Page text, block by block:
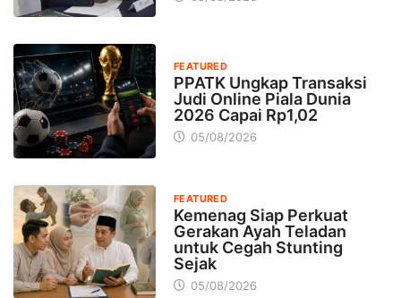
FEATURED
PPATK Ungkap Transaksi
Judi Online Piala Dunia
2026 Capai Rp1,02
05/08/2026
FEATURED
Kemenag Siap Perkuat
Gerakan Ayah Teladan
untuk Cegah Stunting
Sejak
05/08/2026